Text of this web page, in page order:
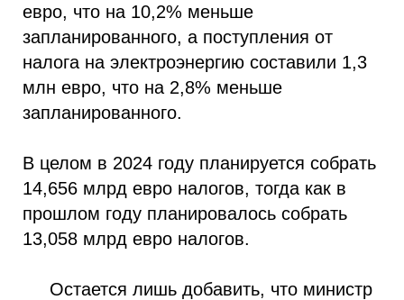
евро, что на 10,2% меньше
запланированного, а поступления от
налога на электроэнергию составили 1,3
млн евро, что на 2,8% меньше
запланированного.
В целом в 2024 году планируется собрать
14,656 млрд евро налогов, тогда как в
прошлом году планировалось собрать
13,058 млрд евро налогов.
Остается лишь добавить, что министр